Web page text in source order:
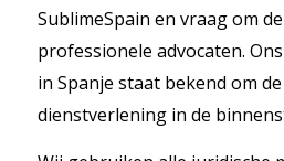
SublimeSpain en vraag om
professionele advocaten.
in Spanje staat bekend om
dienstverlening in de